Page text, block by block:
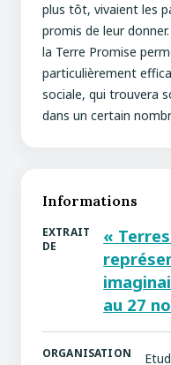
plus tôt, vivaient les
promis de leur
la Terre Promise
particulièrement
sociale, qui trouvera
dans un certain
Informations
EXTRAIT
DE
«
au 27
ORGANISATION